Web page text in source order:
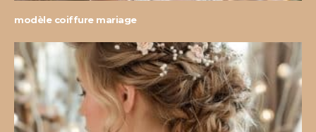
modèle coiffure mariage